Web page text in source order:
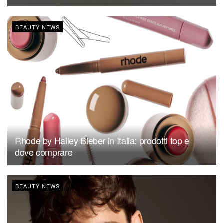
BEAUTY NEWS
Rhode by Hailey Bieber in Italia: prodotti top e
dove comprare
BEAUTY NEWS